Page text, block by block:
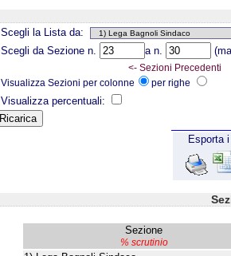
Scegli la Lista da:
Scegli da Sezione n.
a n.
<- Sezioni Precedenti
Visualizza Sezioni per colonne
per righe
Visualizza percentuali:
Esporta
Sezione
% scrutinio